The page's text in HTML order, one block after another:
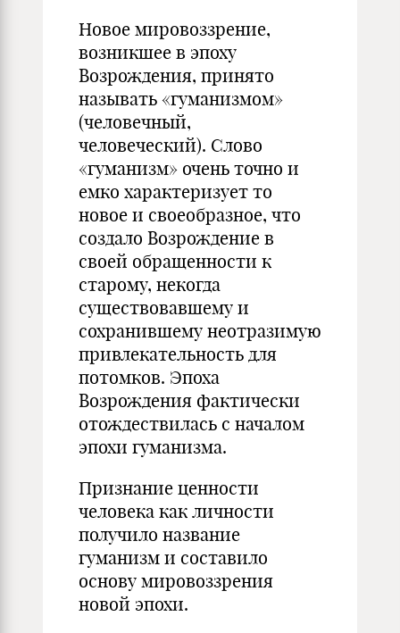
Новое мировоззрение,
возникшее в эпоху
Возрождения, принято
называть «гуманизмом»
(человечный,
человеческий). Слово
«гуманизм» очень точно и
емко характеризует то
новое и своеобразное, что
создало Возрождение в
своей обращенности к
старому, некогда
существовавшему и
сохранившему неотразимую
привлекательность для
потомков. Эпоха
Возрождения фактически
отождествилась с началом
эпохи гуманизма.
Признание ценности
человека как личности
получило название
гуманизм и составило
основу мировоззрения
новой эпохи.